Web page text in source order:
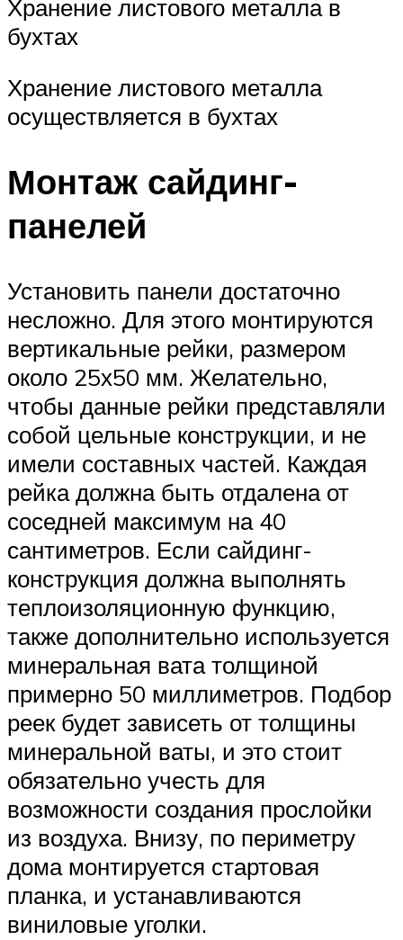
Хранение листового металла в
бухтах
Хранение листового металла
осуществляется в бухтах
Монтаж сайдинг-
панелей
Установить панели достаточно
несложно. Для этого монтируются
вертикальные рейки, размером
около 25х50 мм. Желательно,
чтобы данные рейки представляли
собой цельные конструкции, и не
имели составных частей. Каждая
рейка должна быть отдалена от
соседней максимум на 40
сантиметров. Если сайдинг-
конструкция должна выполнять
теплоизоляционную функцию,
также дополнительно используется
минеральная вата толщиной
примерно 50 миллиметров. Подбор
реек будет зависеть от толщины
минеральной ваты, и это стоит
обязательно учесть для
возможности создания прослойки
из воздуха. Внизу, по периметру
дома монтируется стартовая
планка, и устанавливаются
виниловые уголки.